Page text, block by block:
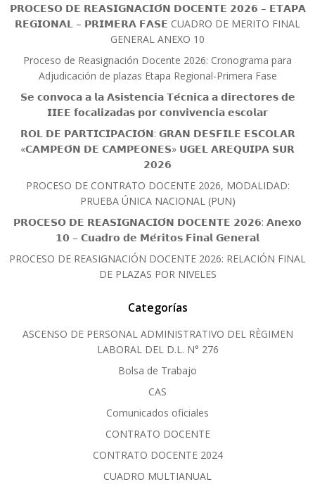
𝗣𝗥𝗢𝗖𝗘𝗦𝗢 𝗗𝗘 𝗥𝗘𝗔𝗦𝗜𝗚𝗡𝗔𝗖𝗜𝗢́𝗡 𝗗𝗢𝗖𝗘𝗡𝗧𝗘 𝟮𝟬𝟮𝟲 – 𝗘𝗧𝗔𝗣𝗔
𝗥𝗘𝗚𝗜𝗢𝗡𝗔𝗟 – 𝗣𝗥𝗜𝗠𝗘𝗥𝗔 𝗙𝗔𝗦𝗘 CUADRO DE MERITO FINAL
GENERAL ANEXO 10
Proceso de Reasignación Docente 2026: Cronograma para
Adjudicación de plazas Etapa Regional-Primera Fase
𝗦𝗲 𝗰𝗼𝗻𝘃𝗼𝗰𝗮 𝗮 𝗹𝗮 𝗔𝘀𝗶𝘀𝘁𝗲𝗻𝗰𝗶𝗮 𝗧𝗲́𝗰𝗻𝗶𝗰𝗮 𝗮 𝗱𝗶𝗿𝗲𝗰𝘁𝗼𝗿𝗲𝘀 𝗱𝗲
𝗜𝗜𝗘𝗘 𝗳𝗼𝗰𝗮𝗹𝗶𝘇𝗮𝗱𝗮𝘀 𝗽𝗼𝗿 𝗰𝗼𝗻𝘃𝗶𝘃𝗲𝗻𝗰𝗶𝗮 𝗲𝘀𝗰𝗼𝗹𝗮𝗿
𝗥𝗢𝗟 𝗗𝗘 𝗣𝗔𝗥𝗧𝗜𝗖𝗜𝗣𝗔𝗖𝗜𝗢́𝗡: 𝗚𝗥𝗔𝗡 𝗗𝗘𝗦𝗙𝗜𝗟𝗘 𝗘𝗦𝗖𝗢𝗟𝗔𝗥
«𝗖𝗔𝗠𝗣𝗘𝗢́𝗡 𝗗𝗘 𝗖𝗔𝗠𝗣𝗘𝗢𝗡𝗘𝗦» 𝗨𝗚𝗘𝗟 𝗔𝗥𝗘𝗤𝗨𝗜𝗣𝗔 𝗦𝗨𝗥
𝟮𝟬𝟮𝟲
PROCESO DE CONTRATO DOCENTE 2026, MODALIDAD:
PRUEBA ÚNICA NACIONAL (PUN)
𝗣𝗥𝗢𝗖𝗘𝗦𝗢 𝗗𝗘 𝗥𝗘𝗔𝗦𝗜𝗚𝗡𝗔𝗖𝗜𝗢́𝗡 𝗗𝗢𝗖𝗘𝗡𝗧𝗘 𝟮𝟬𝟮𝟲: 𝗔𝗻𝗲𝘅𝗼
𝟭𝟬 – 𝗖𝘂𝗮𝗱𝗿𝗼 𝗱𝗲 𝗠𝗲́𝗿𝗶𝘁𝗼𝘀 𝗙𝗶𝗻𝗮𝗹 𝗚𝗲𝗻𝗲𝗿𝗮𝗹
PROCESO DE REASIGNACIÓN DOCENTE 2026: RELACIÓN FINAL
DE PLAZAS POR NIVELES
Categorías
ASCENSO DE PERSONAL ADMINISTRATIVO DEL RÈGIMEN
LABORAL DEL D.L. N° 276
Bolsa de Trabajo
CAS
Comunicados oficiales
CONTRATO DOCENTE
CONTRATO DOCENTE 2024
CUADRO MULTIANUAL